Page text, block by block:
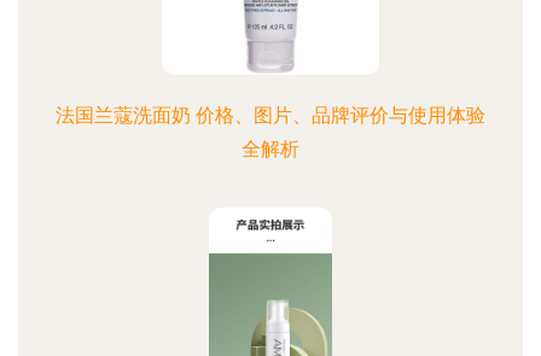
法国兰蔻洗面奶 价格、图片、品牌评价与使用体验
全解析